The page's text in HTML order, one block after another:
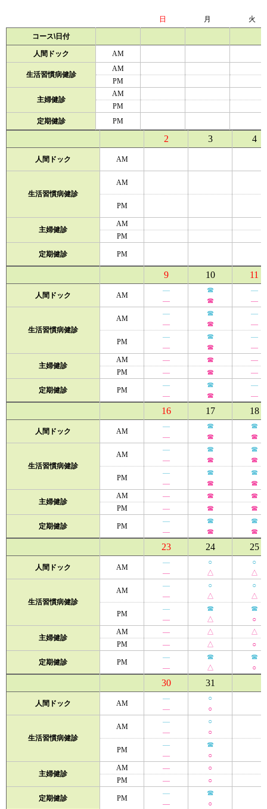
日 月 火
コース\日付
人間ドック AM
生活習慣病健診
AM
PM
主婦健診
AM
PM
定期健診
PM
2 3 4
人間ドック AM
生活習慣病健診
AM
PM
主婦健診
AM
PM
定期健診 PM
9 10 11
人間ドック AM
―
―
☎
☎
―
―
生活習慣病健診
AM
―
―
☎
☎
―
―
PM
―
―
☎
☎
―
―
主婦健診
AM ― ☎
―
PM
― ☎ ―
定期健診 PM
―
―
☎
☎
―
―
16 17 18
人間ドック AM
―
―
☎
☎
☎
☎
生活習慣病健診
AM
―
―
☎
☎
☎
☎
PM
―
―
☎
☎
☎
☎
主婦健診
AM ― ☎
☎
PM
― ☎ ☎
定期健診 PM
―
―
☎
☎
☎
☎
23 24 25
人間ドック AM
―
―
○
△
○
△
生活習慣病健診
AM
―
―
○
△
○
△
PM
―
―
☎
△
☎
○
主婦健診
AM ― △
△
PM
― △ ○
定期健診 PM
―
―
☎
△
☎
○
30 31
人間ドック AM
―
―
○
○
生活習慣病健診
AM
―
―
○
○
PM
―
―
☎
○
主婦健診
AM ―
○
PM
― ○
定期健診 PM
―
―
☎
○